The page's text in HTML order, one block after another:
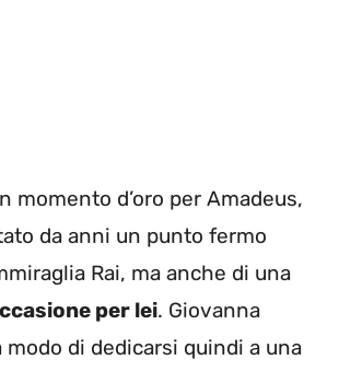
momento d’oro per Amadeus,
da anni un punto fermo
Rai, ma anche di una
per lei. Giovanna
di dedicarsi quindi a una